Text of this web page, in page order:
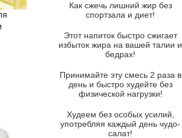
Суп-крем из цветной капусты
Французский луковый суп
Суп из баклажанов с моцареллой
Грибной крем-суп с кростини с
козьим сыром
Суп мисо с зеленым луком и
тофу
Как сжечь лишний жир без
спортзала и диет!
Этот напиток быстро сжигает
избыток жира на вашей талии и
бедрах!
Принимайте эту смесь 2 раза в
день и быстро худейте без
физической нагрузки!
Худеем без особых усилий,
употребляя каждый день чудо-
салат!